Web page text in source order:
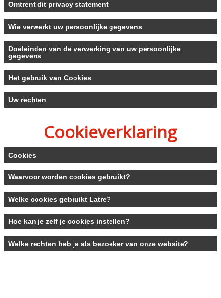
Omtrent dit privacy statement
Wie verwerkt uw persoonlijke gegevens
Doeleinden van de verwerking van uw persoonlijke
gegevens
Het gebruik van Cookies
Uw rechten
Cookieverklaring
Cookies
Waarvoor worden cookies gebruikt?
Welke cookies gebruikt Latre?
Hoe kan je zelf je cookies instellen?
Welke rechten heb je als bezoeker van onze website?